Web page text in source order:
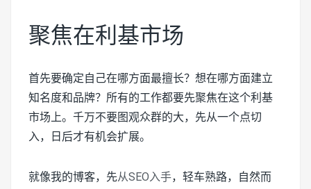
聚焦在利基市场
首先要确定自己在哪方面最擅长？想在哪方面建立
知名度和品牌？所有的工作都要先聚焦在这个利基
市场上。千万不要图观众群的大，先从一个点切
入，日后才有机会扩展。
就像我的博客，先从SEO入手，轻车熟路，自然而